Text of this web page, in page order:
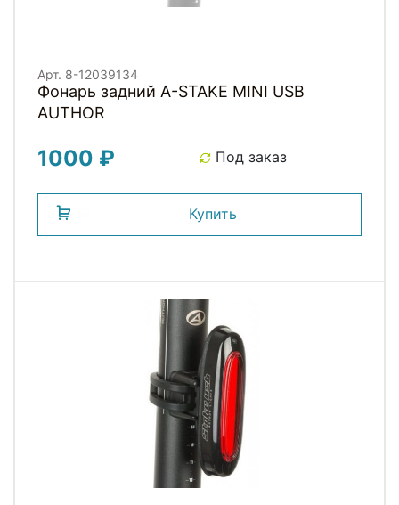
Арт. 8-12039134
Фонарь задний A-STAKE MINI USB
AUTHOR
1000 ₽ Под заказ
Купить